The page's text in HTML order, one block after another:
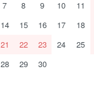
7 8 9 10 11
14 15 16 17 18
21 22 23 24 25
28 29 30